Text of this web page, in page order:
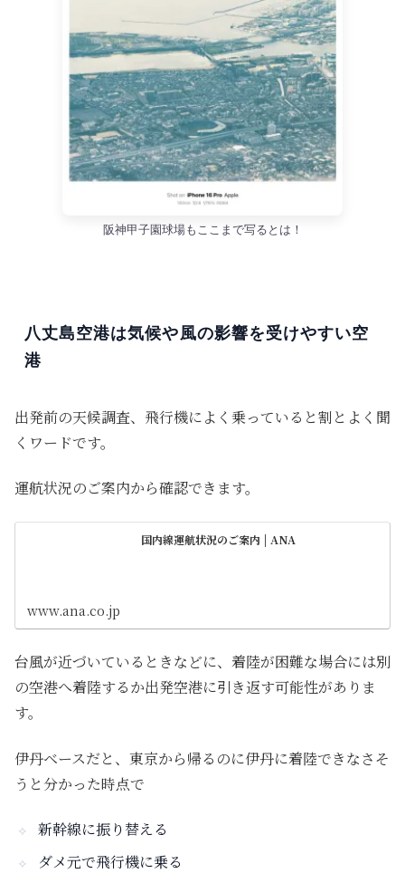
阪神甲子園球場もここまで写るとは！
八丈島空港は気候や風の影響を受けやすい空
港
出発前の天候調査、飛行機によく乗っていると割とよく聞
くワードです。
運航状況のご案内から確認できます。
国内線運航状況のご案内 | ANA
www.ana.co.jp
台風が近づいているときなどに、着陸が困難な場合には別
の空港へ着陸するか出発空港に引き返す可能性がありま
す。
伊丹ベースだと、東京から帰るのに伊丹に着陸できなさそ
うと分かった時点で
新幹線に振り替える
ダメ元で飛行機に乗る